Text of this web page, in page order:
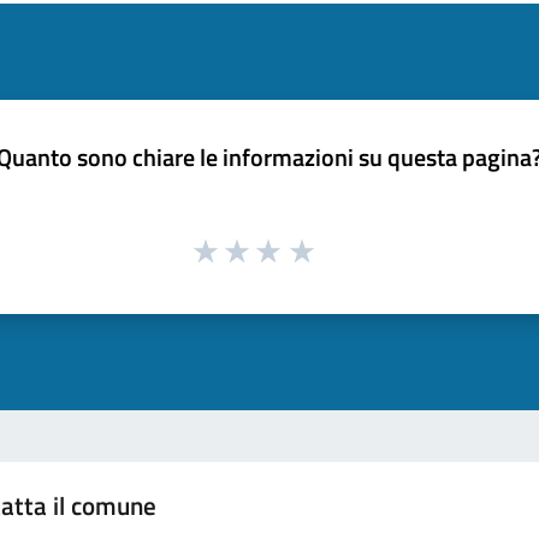
sono chiare le informazioni su questa
il comune